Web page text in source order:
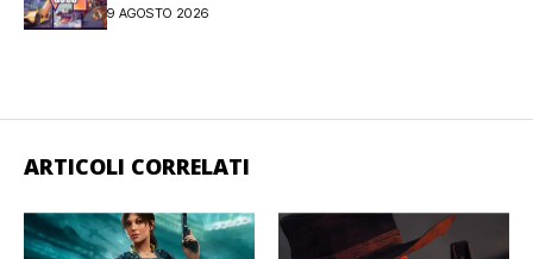
9 AGOSTO 2026
ARTICOLI CORRELATI